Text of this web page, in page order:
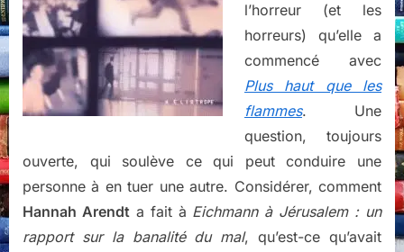
l’horreur (et les
horreurs) qu’elle a
commencé avec
Plus haut que les
flammes. Une
question, toujours
ouverte, qui soulève ce qui peut conduire une
personne à en tuer une autre. Considérer, comment
Hannah Arendta fait à Eichmann à Jérusalem : un
rapport sur la banalité du mal, qu’est-ce qu’avait